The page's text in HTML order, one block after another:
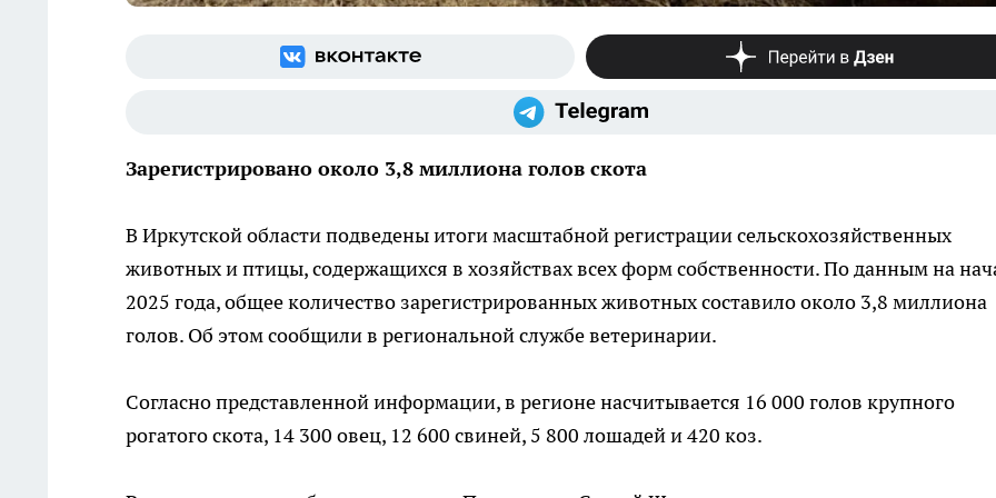
Зарегистрировано около 3,8 миллиона голов скота
В Иркутской области подведены итоги масштабной регистрации сельскохозяйственных
животных и птицы, содержащихся в хозяйствах всех форм собственности. По данным на
2025 года, общее количество зарегистрированных животных составило около 3,8 миллиона
голов. Об этом сообщили в региональной службе ветеринарии.
Согласно представленной информации, в регионе насчитывается 16 000 голов крупного
рогатого скота, 14 300 овец, 12 600 свиней, 5 800 лошадей и 420 коз.